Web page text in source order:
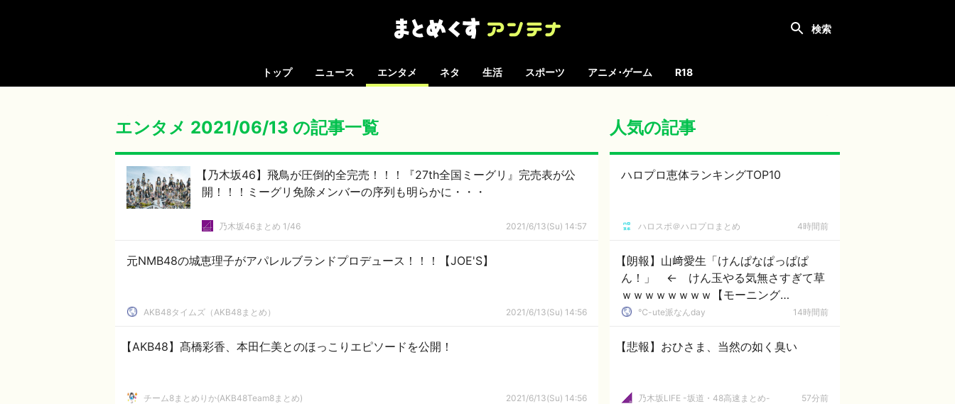
トップ ニュース エンタメ ネタ 生活 スポーツ アニメ･ゲーム R18
エンタメ 2021/06/13 の記事一覧
【乃木坂46】飛鳥が圧倒的全完売！！！『27th全国ミーグリ』完売表が公
開！！！ミーグリ免除メンバーの序列も明らかに・・・
乃木坂46まとめ 1/46 2021/6/13(Su) 14:57
元NMB48の城恵理子がアパレルブランドプロデュース！！！【JOE'S】
AKB48タイムズ（AKB48まとめ） 2021/6/13(Su) 14:56
【AKB48】髙橋彩香、本田仁美とのほっこりエピソードを公開！
チーム8まとめりか(AKB48Team8まとめ) 2021/6/13(Su) 14:56
人気の記事
ハロプロ恵体ランキングTOP10
ハロスポ＠ハロプロまとめ 4時間前
【朗報】山﨑愛生「けんぱなぱっぱぱ
ん！」 ← けん玉やる気無さすぎて草
ｗｗｗｗｗｗｗｗ【モーニング
娘。'26】
℃-ute派なんday 14時間前
【悲報】おひさま、当然の如く臭い
乃木坂LIFE -坂道・48高速まとめ- 57分前